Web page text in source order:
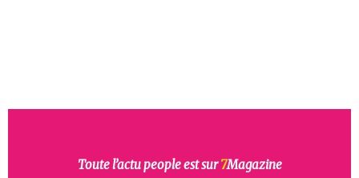
Toute l’actu people est sur7Magazine